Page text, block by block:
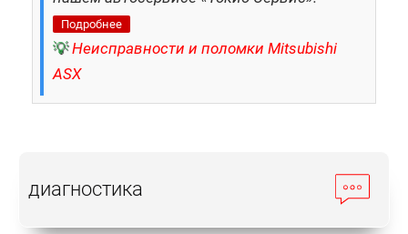
Подробнее
💡 Неисправности и поломки Mitsubishi
ASX
диагностика